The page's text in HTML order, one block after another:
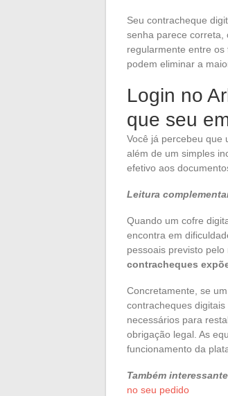
Seu contracheque
senha parece correta,
regularmente entre os
podem eliminar a
Login no
que seu
Você já percebeu que
além de um simples
efetivo aos
Leitura
Quando um cofre
encontra em
pessoais previsto
contracheques
Concretamente, se
contracheques
necessários para
obrigação legal. As
funcionamento da
Também
no seu pedido